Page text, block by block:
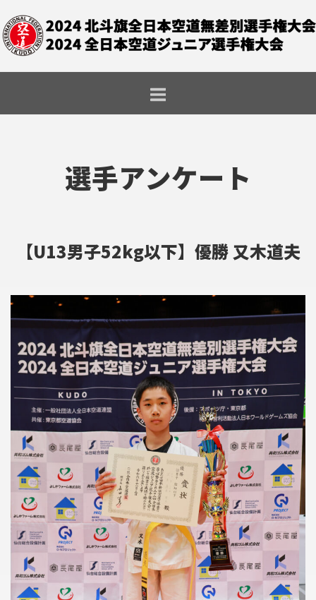
ン
テ
ン
へ
ホ
ー
【U13男子52kg以下】優勝 又木道夫